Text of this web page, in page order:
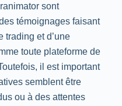
sont
témoignages faisant
trading et d’une
toute plateforme de
il est important
semblent être
ou à des attentes